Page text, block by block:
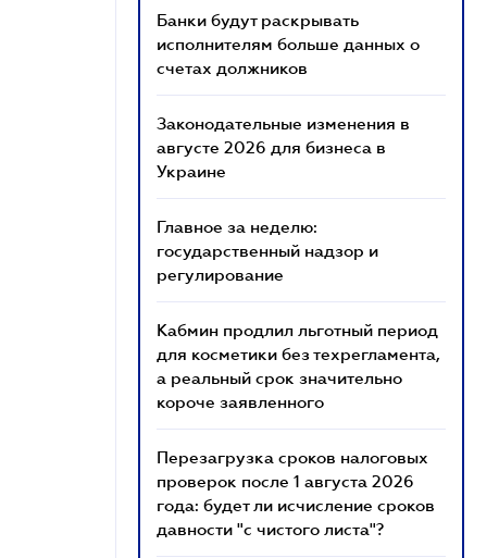
Банки будут раскрывать
исполнителям больше данных о
счетах должников
Законодательные изменения в
августе 2026 для бизнеса в
Украине
Главное за неделю:
государственный надзор и
регулирование
Кабмин продлил льготный период
для косметики без техрегламента,
а реальный срок значительно
короче заявленного
Перезагрузка сроков налоговых
проверок после 1 августа 2026
года: будет ли исчисление сроков
давности "с чистого листа"?